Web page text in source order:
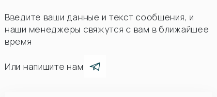
Введите ваши данные и текст сообщения, и
наши менеджеры свяжутся с вам в ближайшее
время
Или напишите нам